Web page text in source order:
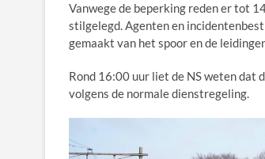
Vanwege de beperking reden er tot
stilgelegd. Agenten en
gemaakt van het spoor en de
Rond 16:00 uur liet de NS weten dat
volgens de normale dienstregeling.